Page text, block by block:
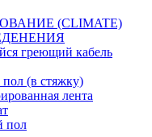
(CLIMATE)
греющий кабель
(в стяжку)
лента
пол